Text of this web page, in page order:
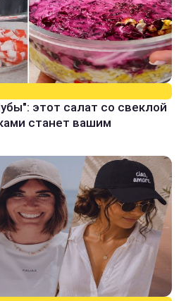
этот салат со свеклой
станет вашим